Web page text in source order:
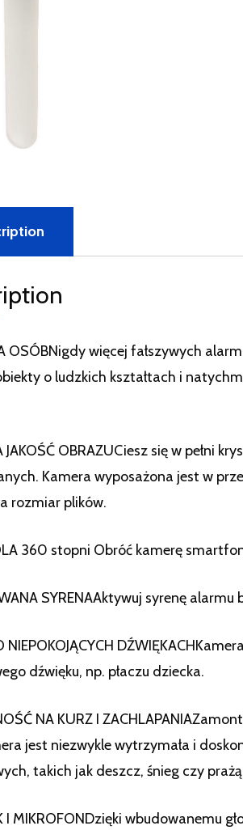
OSÓBNigdy więcej fałszywych
o ludzkich kształtach i
JAKOŚĆ OBRAZUCiesz się w pełni
Kamera wyposażona jest w
rozmiar plików.
360 stopni Obróć kamerę
SYRENAAktywuj syrenę
NIEPOKOJĄCYCH
dźwięku, np. płaczu dziecka.
NA KURZ I
jest niezwykle wytrzymała i
takich jak deszcz, śnieg czy
I MIKROFONDzięki wbudowanemu